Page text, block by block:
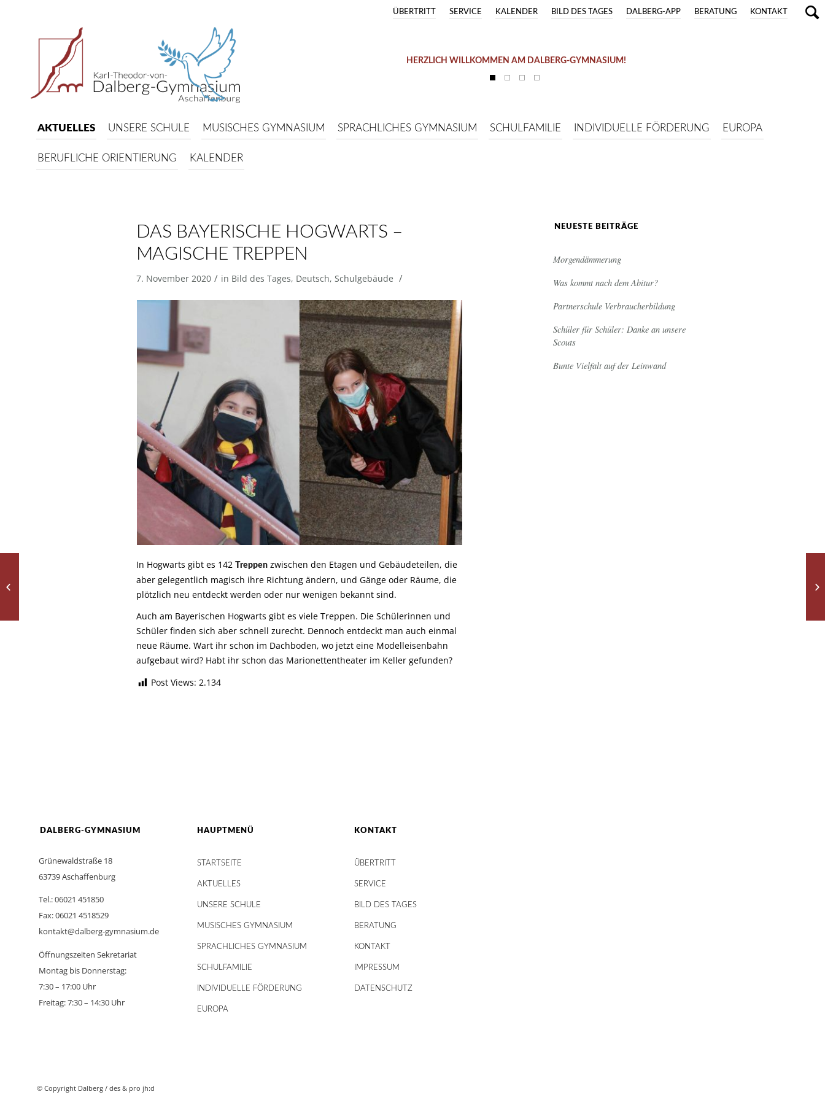
KONTAKT
BERATUNG
DALBERG-APP
BILD DES TAGES
KALENDER
SERVICE
ÜBERTRITT
HERZLICH WILLKOMMEN AM DALBERG-GYMNASIUM!
AKTUELLES UNSERE SCHULE MUSISCHES GYMNASIUM SPRACHLICHES GYMNASIUM SCHULFAMILIE INDIVIDUELLE FÖRDERUNG EUROPA
BERUFLICHE ORIENTIERUNG KALENDER
DAS BAYERISCHE HOGWARTS –
MAGISCHE TREPPEN
7. November 2020 / in Bild des Tages, Deutsch, Schulgebäude /
In Hogwarts gibt es 142 Treppenzwischen den Etagen und Gebäudeteilen, die
aber gelegentlich magisch ihre Richtung ändern, und Gänge oder Räume, die
plötzlich neu entdeckt werden oder nur wenigen bekannt sind.
Auch am Bayerischen Hogwarts gibt es viele Treppen. Die Schülerinnen und
Schüler finden sich aber schnell zurecht. Dennoch entdeckt man auch einmal
neue Räume. Wart ihr schon im Dachboden, wo jetzt eine Modelleisenbahn
aufgebaut wird? Habt ihr schon das Marionettentheater im Keller gefunden?
Post Views: 2.134
NEUESTE BEITRÄGE
Morgendämmerung
Was kommt nach dem Abitur?
Partnerschule Verbraucherbildung
Schüler für Schüler: Danke an unsere
Scouts
Bunte Vielfalt auf der Leinwand
DALBERG-GYMNASIUM
Grünewaldstraße 18
63739 Aschaffenburg
Tel.: 06021 451850
Fax: 06021 4518529
kontakt@dalberg-gymnasium.de
Öffnungszeiten Sekretariat
Montag bis Donnerstag:
7:30 – 17:00 Uhr
Freitag: 7:30 – 14:30 Uhr
HAUPTMENÜ
STARTSEITE
AKTUELLES
UNSERE SCHULE
MUSISCHES GYMNASIUM
SPRACHLICHES GYMNASIUM
SCHULFAMILIE
INDIVIDUELLE FÖRDERUNG
EUROPA
KONTAKT
ÜBERTRITT
SERVICE
BILD DES TAGES
BERATUNG
KONTAKT
IMPRESSUM
DATENSCHUTZ
© Copyright Dalberg / des & pro jh:d